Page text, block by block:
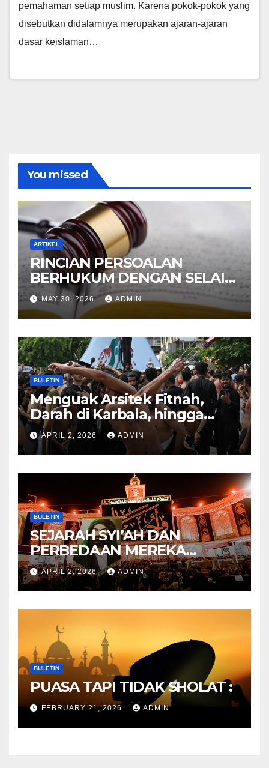
pemahaman setiap muslim. Karena pokok-pokok yang
disebutkan didalamnya merupakan ajaran-ajaran
dasar keislaman…
You missed
ARTIKEL
RINCIAN PERSOALAN
BERHUKUM DENGAN SELAIN
HUKUM ALLAH DALAM
KITAB AT-TAMHID SYARAH
KITAB AT-TAUHID
MAY 30, 2026 ADMIN
BULETIN
Menguak Arsitek Fitnah,
Darah di Karbala, hingga
Lahirnya Sekte-sekte serta
Mitos Imam Gaib
APRIL 2, 2026 ADMIN
BULETIN
SEJARAH SYI’AH DAN
PERBEDAAN MEREKA
ANTARA DULU DAN
SEKARANG
APRIL 2, 2026 ADMIN
BULETIN
PUASA TAPI TIDAK SHOLAT :
FEBRUARY 21, 2026 ADMIN